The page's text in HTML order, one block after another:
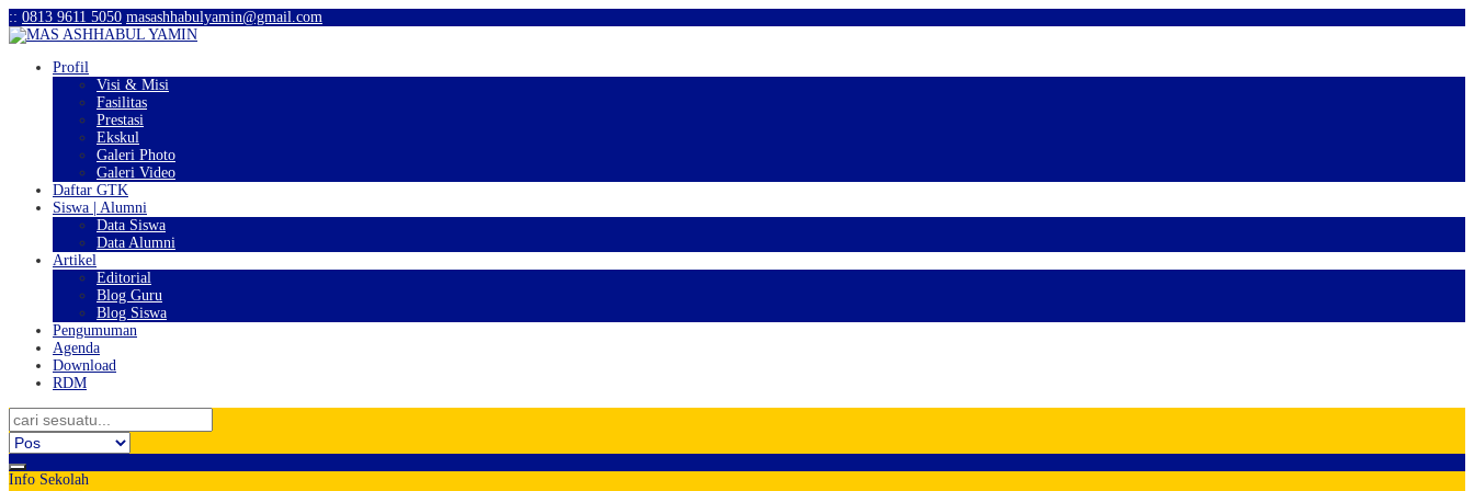
:: 0813 9611 5050 masashhabulyamin@gmail.com
Profil
Visi & Misi
Fasilitas
Prestasi
Ekskul
Galeri Photo
Galeri Video
Daftar GTK
Siswa | Alumni
Data Siswa
Data Alumni
Artikel
Editorial
Blog Guru
Blog Siswa
Pengumuman
Agenda
Download
RDM
Info Sekolah